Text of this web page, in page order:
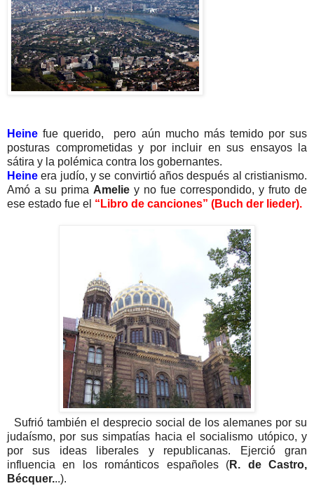
Heine fue querido, pero aún mucho más temido por sus
posturas comprometidas y por incluir en sus ensayos la
sátira y la polémica contra los gobernantes.
Heine era judío, y se convirtió años después al cristianismo.
Amó a su prima Amelie y no fue correspondido, y fruto de
ese estado fue el “Libro de canciones” (Buch der lieder).
Sufrió también el desprecio social de los alemanes por su
judaísmo, por sus simpatías hacia el socialismo utópico, y
por sus ideas liberales y republicanas. Ejerció gran
influencia en los románticos españoles (R. de Castro,
Bécquer...).